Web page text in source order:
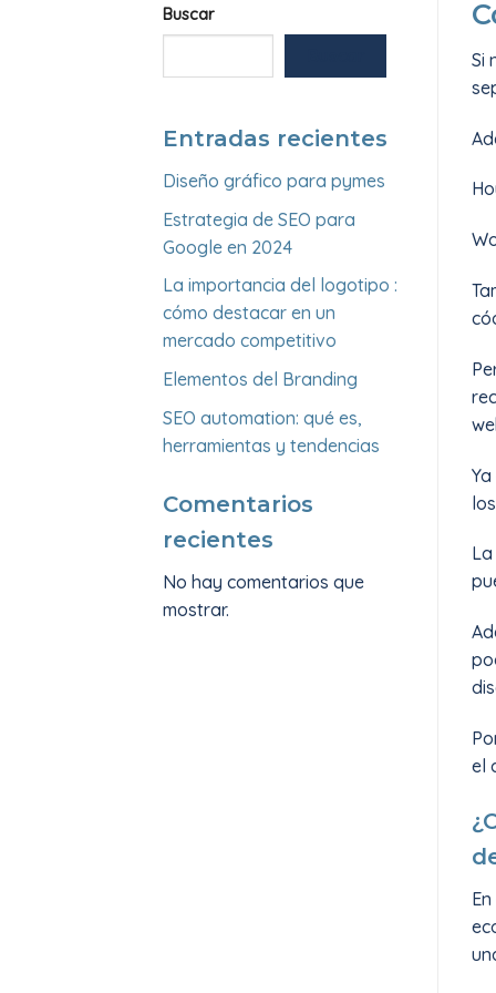
Buscar
Entradas recientes
Diseño gráfico para pymes
Estrategia de SEO para
Google en 2024
La importancia del logotipo :
cómo destacar en un
mercado competitivo
Elementos del Branding
SEO automation: qué es,
herramientas y tendencias
Comentarios
recientes
No hay comentarios que
mostrar.
Si
el